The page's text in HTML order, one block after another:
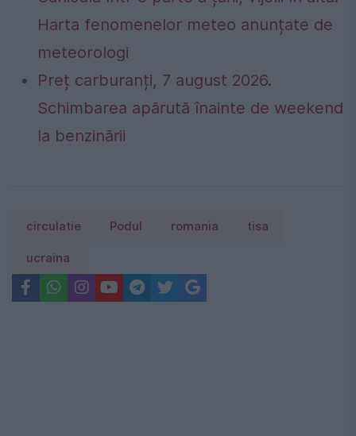
Harta fenomenelor meteo anunțate de
meteorologi
Preț carburanți, 7 august 2026.
Schimbarea apărută înainte de weekend
la benzinării
circulatie Podul romania tisa
ucraina